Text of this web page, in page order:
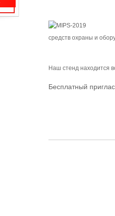
средств охраны и
Наш стенд находится
Бесплатный